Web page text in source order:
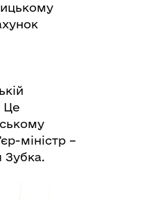
Це
міністр –
Зубка.